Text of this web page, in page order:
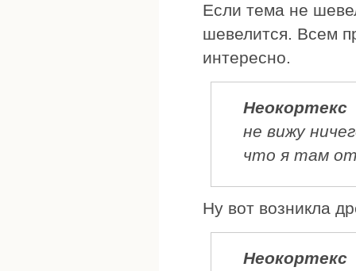
Если тема не
шевелится. Всем
интересно.
Неокортекс
не вижу
что я там
Ну вот возникла
Неокортекс